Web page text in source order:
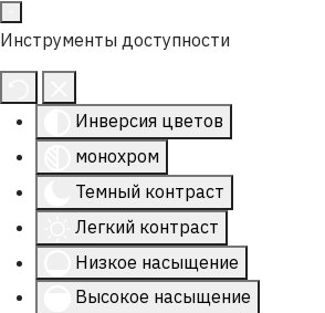
Инструменты доступности
Инверсия цветов
монохром
Темный контраст
Легкий контраст
Низкое насыщение
Высокое насыщение